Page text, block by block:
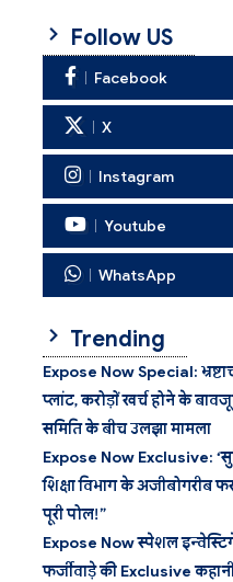
Follow US
Facebook
X
Instagram
Youtube
WhatsApp
Trending
Expose Now Special:
प्लांट, करोड़ों खर्च होने के
समिति के बीच उलझा मामला
Expose Now Exclusive:
शिक्षा विभाग के अजीबोगरीब
पूरी पोल!”
Expose Now स्पेशल
फर्जीवाड़े की Exclusive